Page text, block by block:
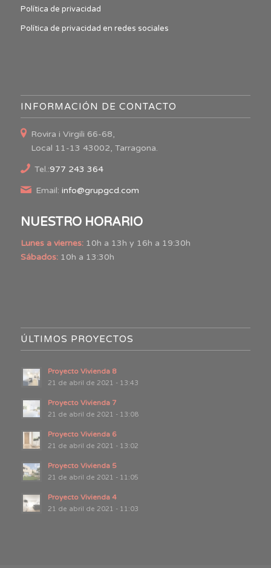
Política de privacidad
Política de privacidad en redes sociales
INFORMACIÓN DE CONTACTO
Rovira i Virgili 66-68,
Local 11-13 43002, Tarragona.
Tel.:977 243 364
Email: info@grupgcd.com
NUESTRO HORARIO
Lunes a viernes:10h a 13h y 16h a 19:30h
Sábados:10h a 13:30h
ÚLTIMOS PROYECTOS
Proyecto Vivienda 8
21 de abril de 2021 - 13:43
Proyecto Vivienda 7
21 de abril de 2021 - 13:08
Proyecto Vivienda 6
21 de abril de 2021 - 13:02
Proyecto Vivienda 5
21 de abril de 2021 - 11:05
Proyecto Vivienda 4
21 de abril de 2021 - 11:03